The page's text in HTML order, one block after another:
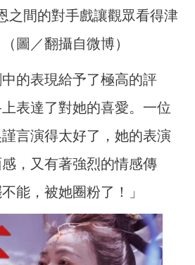
之間的對手戲讓觀眾看得津
圖／翻攝自微博）
的表現給予了極高的評
表達了對她的喜愛。一位
言演得太好了，她的表演
，又有著強烈的情感傳
能，被她圈粉了！」